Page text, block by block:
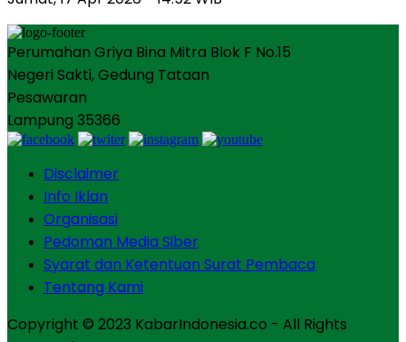
Perumahan Griya Bina Mitra Blok F No.15
Negeri Sakti, Gedung Tataan
Pesawaran
Lampung 35366
Disclaimer
Info Iklan
Organisasi
Pedoman Media Siber
Syarat dan Ketentuan Surat Pembaca
Tentang Kami
Copyright © 2023 KabarIndonesia.co - All Rights